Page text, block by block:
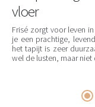
vloer
Frisé zorgt voor leven
je een prachtige,
het tapijt is zeer
wel de lusten, maar niet